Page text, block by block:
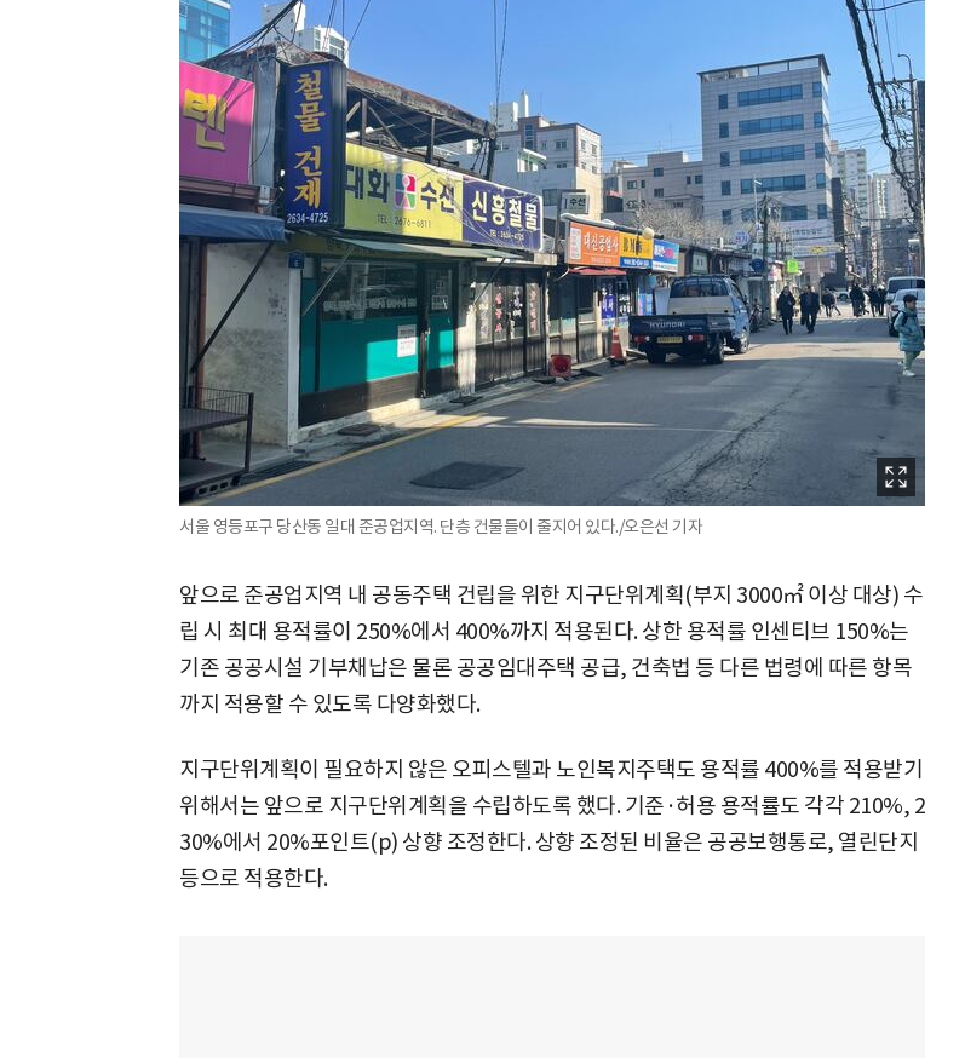
서울 영등포구 당산동 일대 준공업지역. 단층 건물들이 줄지어 있다./오은선 기자
앞으로 준공업지역 내 공동주택 건립을 위한 지구단위계획(부지 3000㎡ 이상 대상) 수
립 시 최대 용적률이 250%에서 400%까지 적용된다. 상한 용적률 인센티브 150%는
기존 공공시설 기부채납은 물론 공공임대주택 공급, 건축법 등 다른 법령에 따른 항목
까지 적용할 수 있도록 다양화했다.
지구단위계획이 필요하지 않은 오피스텔과 노인복지주택도 용적률 400%를 적용받기
위해서는 앞으로 지구단위계획을 수립하도록 했다. 기준·허용 용적률도 각각 210%, 2
30%에서 20%포인트(p) 상향 조정한다. 상향 조정된 비율은 공공보행통로, 열린단지
등으로 적용한다.